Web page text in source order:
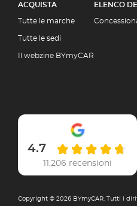
ACQUISTA
Tutte le marche
Tutte le sedi
Il webzine BYmyCAR
ELENCO
4.7
11,206 recensioni
Copyright © 2026 BYmyCAR. Tutti i